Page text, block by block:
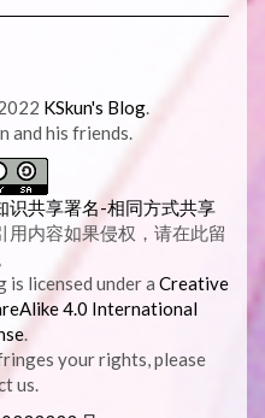
KSkun's Blog.
and his friends.
识共享署名-相同方式共享
用内容如果侵权，请在此留
licensed under a Creative
4.0 International
.
your rights, please
us.